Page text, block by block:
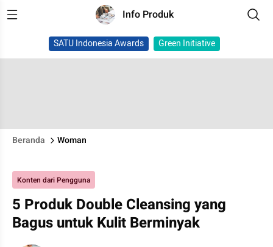
Info Produk
SATU Indonesia Awards Green Initiative
Beranda Woman
Konten dari Pengguna
5 Produk Double Cleansing yang
Bagus untuk Kulit Berminyak